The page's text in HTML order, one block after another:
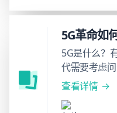
5G革命如
5G是什么？
代需要考虑问
查看详情